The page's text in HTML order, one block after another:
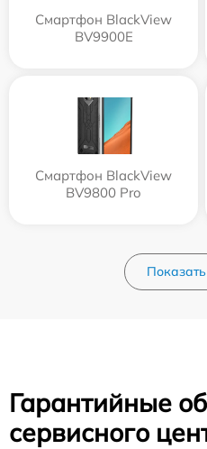
Смартфон BlackView
BV9900E
Смартфон BlackView
BV9800 Pro
Гарантийные
сервисного